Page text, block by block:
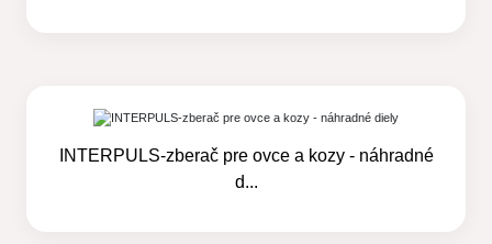
INTERPULS-zberač pre ovce a kozy - náhradné
d...